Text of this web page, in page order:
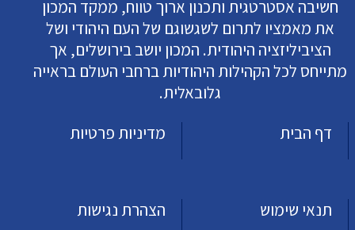
חשיבה אסטרטגית ותכנון ארוך טווח, ממקד המכון
את מאמציו לתרום לשגשוגם של העם היהודי ושל
הציביליזציה היהודית. המכון יושב בירושלים, אך
מתייחס לכל הקהילות היהודיות ברחבי העולם בראייה
גלובאלית.
דף הבית
מדיניות פרטיות
תנאי שימוש הצהרת נגישות